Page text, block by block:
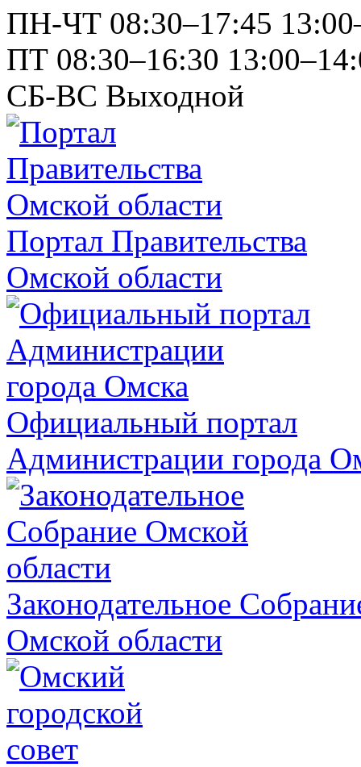
ПН-ЧТ 08:30–17:45
ПТ 08:30–16:30
СБ-ВС Выходной
Портал Правительства
Омской области
Официальный портал
Администрации города
Законодательное
Омской области